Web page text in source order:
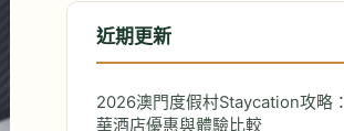
近期更新
2026澳門度假村Staycation攻略
華酒店優惠與體驗比較